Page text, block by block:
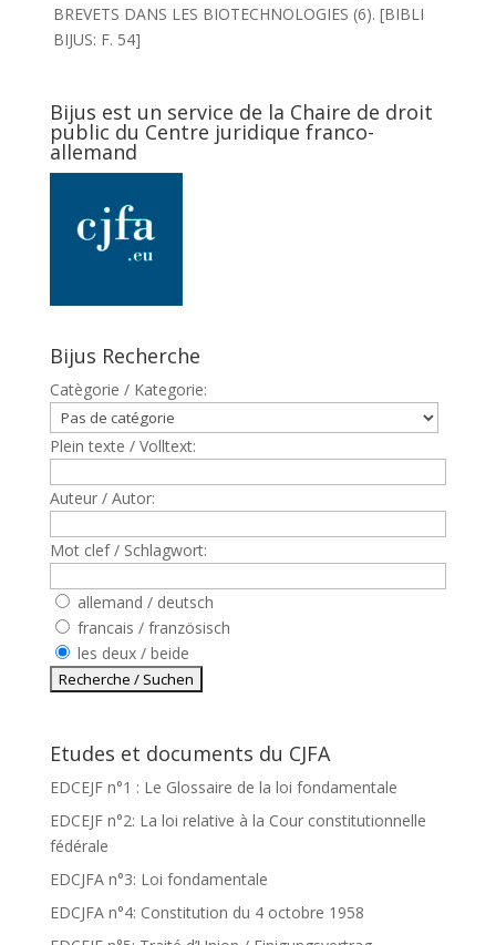
BREVETS DANS LES BIOTECHNOLOGIES (6). [BIBLI
BIJUS: F. 54]
Bijus est un service de la Chaire de droit
public du Centre juridique franco-
allemand
Bijus Recherche
Catègorie / Kategorie:
Plein texte / Volltext:
Auteur / Autor:
Mot clef / Schlagwort:
allemand / deutsch
francais / französisch
les deux / beide
Etudes et documents du CJFA
EDCEJF n°1 : Le Glossaire de la loi fondamentale
EDCEJF n°2: La loi relative à la Cour constitutionnelle
fédérale
EDCJFA n°3: Loi fondamentale
EDCJFA n°4: Constitution du 4 octobre 1958